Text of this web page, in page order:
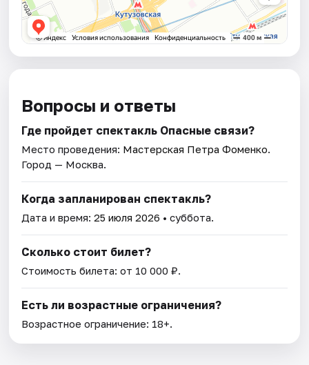
Вопросы и ответы
Где пройдет спектакль Опасные связи?
Место проведения: Мастерская Петра Фоменко.
Город — Москва.
Когда запланирован спектакль?
Дата и время:25 июля 2026 • суббота.
Сколько стоит билет?
Стоимость билета: от 10 000 ₽.
Есть ли возрастные ограничения?
Возрастное ограничение: 18+.